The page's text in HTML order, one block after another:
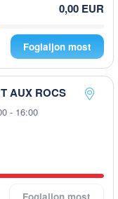
0,00 EUR
Foglaljon most
AUX ROCS
- 16:00
Foglaljon most